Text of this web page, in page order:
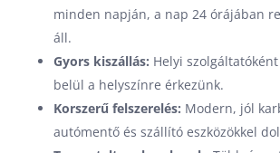
minden napján, a nap 24 órájában
áll.
Gyors kiszállás: Helyi
belül a helyszínre érkezünk.
Korszerű felszerelés: Modern, jól
autómentő és szállító eszközökkel